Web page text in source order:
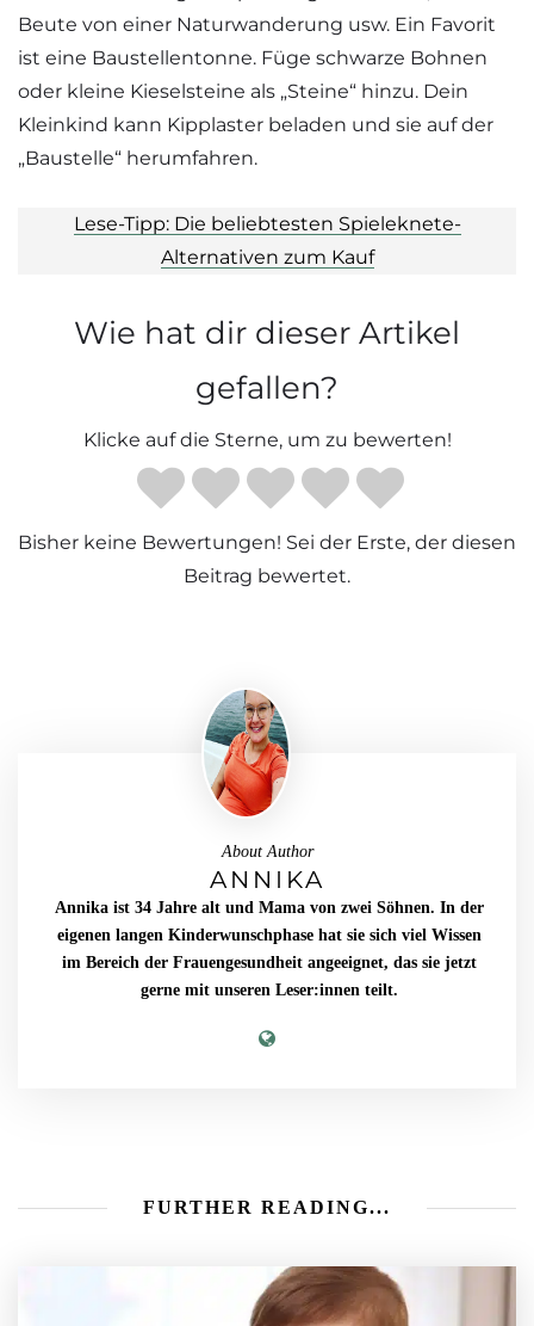
Beute von einer Naturwanderung usw. Ein Favorit
ist eine Baustellentonne. Füge schwarze Bohnen
oder kleine Kieselsteine als „Steine“ hinzu. Dein
Kleinkind kann Kipplaster beladen und sie auf der
„Baustelle“ herumfahren.
Lese-Tipp: Die beliebtesten Spieleknete-
Alternativen zum Kauf
Wie hat dir dieser Artikel
gefallen?
Klicke auf die Sterne, um zu bewerten!
Bisher keine Bewertungen! Sei der Erste, der diesen
Beitrag bewertet.
About Author
ANNIKA
Annika ist 34 Jahre alt und Mama von zwei Söhnen. In der
eigenen langen Kinderwunschphase hat sie sich viel Wissen
im Bereich der Frauengesundheit angeeignet, das sie jetzt
gerne mit unseren Leser:innen teilt.
FURTHER READING...